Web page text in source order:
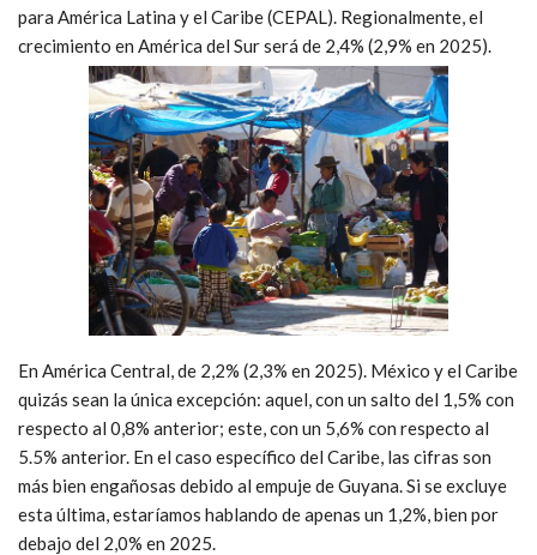
para América Latina y el Caribe (CEPAL). Regionalmente, el
crecimiento en América del Sur será de 2,4% (2,9% en 2025).
En América Central, de 2,2% (2,3% en 2025). México y el Caribe
quizás sean la única excepción: aquel, con un salto del 1,5% con
respecto al 0,8% anterior; este, con un 5,6% con respecto al
5.5% anterior. En el caso específico del Caribe, las cifras son
más bien engañosas debido al empuje de Guyana. Si se excluye
esta última, estaríamos hablando de apenas un 1,2%, bien por
debajo del 2,0% en 2025.